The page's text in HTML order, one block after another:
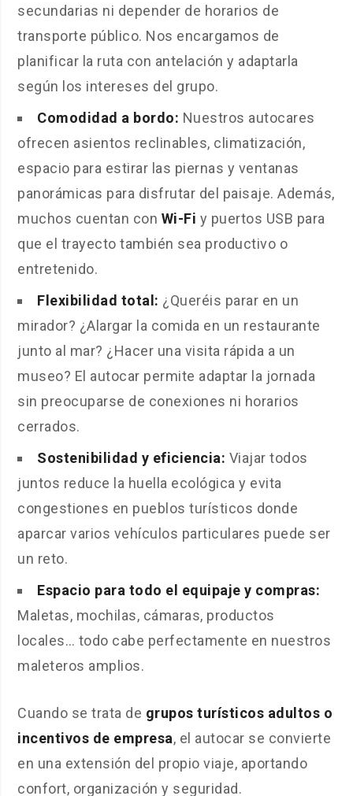
secundarias ni depender de horarios de
transporte público. Nos encargamos de
planificar la ruta con antelación y adaptarla
según los intereses del grupo.
Comodidad a bordo: Nuestros autocares
ofrecen asientos reclinables, climatización,
espacio para estirar las piernas y ventanas
panorámicas para disfrutar del paisaje. Además,
muchos cuentan con Wi-Fi y puertos USB para
que el trayecto también sea productivo o
entretenido.
Flexibilidad total: ¿Queréis parar en un
mirador? ¿Alargar la comida en un restaurante
junto al mar? ¿Hacer una visita rápida a un
museo? El autocar permite adaptar la jornada
sin preocuparse de conexiones ni horarios
cerrados.
Sostenibilidad y eficiencia: Viajar todos
juntos reduce la huella ecológica y evita
congestiones en pueblos turísticos donde
aparcar varios vehículos particulares puede ser
un reto.
Espacio para todo el equipaje y compras:
Maletas, mochilas, cámaras, productos
locales… todo cabe perfectamente en nuestros
maleteros amplios.
Cuando se trata de grupos turísticos adultos o
incentivos de empresa, el autocar se convierte
en una extensión del propio viaje, aportando
confort, organización y seguridad.